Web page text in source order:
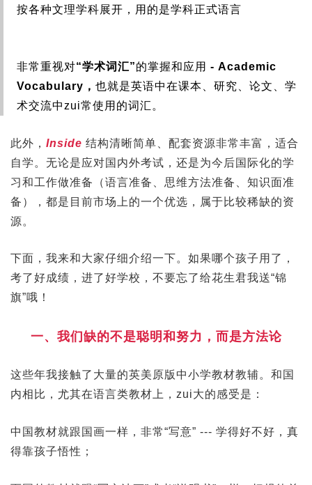
按各种文理学科展开，用的是学科正式语言
非常重视对“学术词汇”的掌握和应用- Academic
Vocabulary，也就是英语中在课本、研究、论文、学
术交流中zui常使用的词汇。
此外， Inside 结构清晰简单、配套资源非常丰富，适合
自学。无论是应对国内外考试，还是为今后国际化的学
习和工作做准备（语言准备、思维方法准备、知识面准
备），都是目前市场上的一个优选，属于比较稀缺的资
源。
下面，我来和大家仔细介绍一下。如果哪个孩子用了，
考了好成绩，进了好学校，不要忘了给花生君我送“锦
旗”哦！
一、我们缺的不是聪明和努力，而是方法论
这些年我接触了大量的英美原版中小学教材教辅。和国
内相比，尤其在语言类教材上，zui大的感受是：
中国教材就跟国画一样，非常“写意” --- 学得好不好，真
得靠孩子悟性；